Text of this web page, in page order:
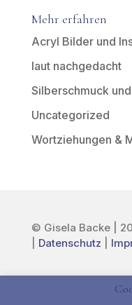
Mehr erfahren
Acryl Bilder und
laut nachgedacht
Silberschmuck
Uncategorized
Wortziehungen &
© Gisela Backe |
Datenschutz
LinkedInInstagram
YouTube